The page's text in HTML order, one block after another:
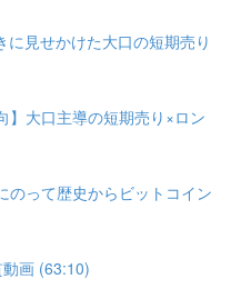
見せかけた大口の短期売り
】大口主導の短期売り×ロン
のって歴史からビットコイン
画 (63:10)